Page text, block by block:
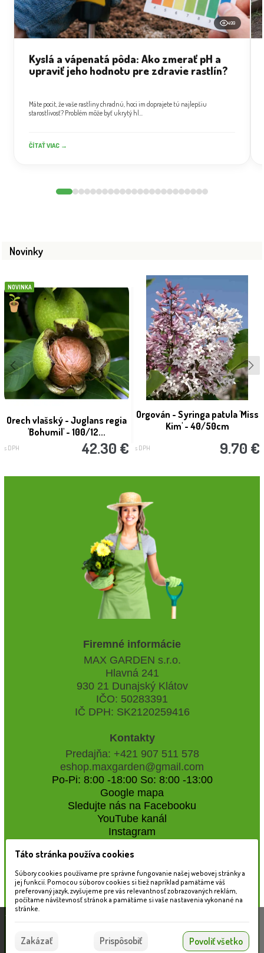
499
Kyslá a vápenatá pôda: Ako zmerať pH a
upraviť jeho hodnotu pre zdravie rastlín?
Máte pocit, že vaše rastliny chradnú, hoci im doprajete tú najlepšiu
starostlivosť? Problém môže byť ukrytý hl...
ČÍTAŤ VIAC →
Novinky
NOVINKA
Orech vlašský - Juglans regia
'Bohumil' - 100/12...
s DPH 42.30 €
Orgován - Syringa patula 'Miss
Kim' - 40/50cm
s DPH 9.70 €
Firemné informácie
MAX GARDEN s.r.o.
Hlavná 241
930 21 Dunajský Klátov
IČO: 50283391
IČ DPH: SK2120259416
Kontakty
Predajňa: +421 907 511 578
eshop.maxgarden@gmail.com
Po-Pi: 8:00 -18:00 So: 8:00 -13:00
Google mapa
Sledujte nás na Facebooku
YouTube kanál
Instagram
Naše záhradné centrum
Táto stránka používa súbory cookies, ktoré nám
pomáhajú poskytovať služby. Používaním našich
služieb vyjadrujete súhlas s používaním súborov
Súhlasím
Táto stránka používa cookies
Súbory cookies používame pre správne fungovanie našej webovej stránky a
jej funkcií. Pomocou súborov cookies si tiež napríklad pamätáme váš
preferovaný jazyk, zvyšujeme pre vás relevantnosť zobrazovaných reklám,
počítame návštevnosť stránok a pamätáme si vaše nastavenia vykonané na
stránke.
Zakázať Prispôsobiť Povoliť všetko